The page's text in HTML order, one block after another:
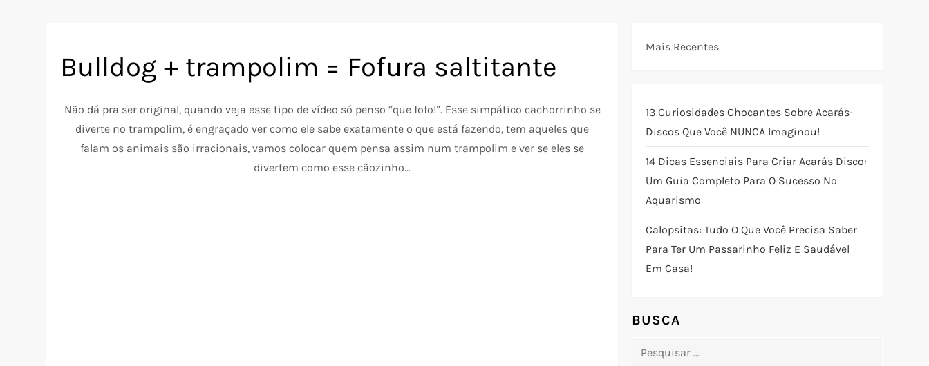
Bulldog + trampolim = Fofura saltitante
Não dá pra ser original, quando veja esse tipo de vídeo só penso “que fofo!”. Esse simpático cachorrinho se
diverte no trampolim, é engraçado ver como ele sabe exatamente o que está fazendo, tem aqueles que
falam os animais são irracionais, vamos colocar quem pensa assim num trampolim e ver se eles se
divertem como esse cãozinho…
Mais Recentes
13 Curiosidades Chocantes Sobre Acarás-
Discos Que Você NUNCA Imaginou!
14 Dicas Essenciais Para Criar Acarás Disco:
Um Guia Completo Para O Sucesso No
Aquarismo
Calopsitas: Tudo O Que Você Precisa Saber
Para Ter Um Passarinho Feliz E Saudável
Em Casa!
BUSCA
Pesquisar